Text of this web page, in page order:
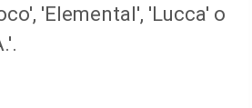
'Elemental', 'Lucca' o